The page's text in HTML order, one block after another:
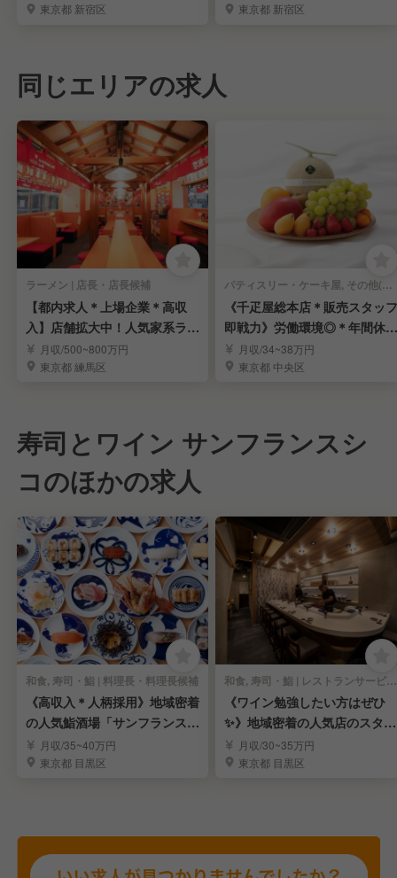
東京都 新宿区
東京都 新宿区
同じエリアの求人
ラーメン | 店長・店長候補
【都内求人＊上場企業＊高収
入】店舗拡大中！人気家系ラー
メン「町田商店」
月収/500~800万円
東京都 練馬区
パティスリー・ケーキ屋, その他(料理ジャンル) | 店長・店長候補
《千疋屋総本店＊販売スタッフ
即戦力》労働環境◎＊年間休1
15日＊賞与年3回
月収/34~38万円
東京都 中央区
寿司とワイン サンフランスシ
コのほかの求人
和食, 寿司・鮨 | 料理長・料理長候補
《高収入＊人柄採用》地域密着
の人気鮨酒場「サンフランスシ
コ」調理兼店長候補
月収/35~40万円
東京都 目黒区
和食, 寿司・鮨 | レストランサービス・ホールスタッフ
《ワイン勉強したい方はぜひ
✨》地域密着の人気店のスタッ
フを募集｜学芸大学駅
月収/30~35万円
東京都 目黒区